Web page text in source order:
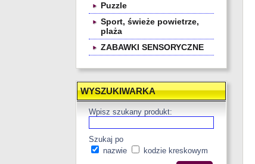
Puzzle
Sport, świeże powietrze,
plaża
ZABAWKI SENSORYCZNE
WYSZUKIWARKA
Wpisz szukany produkt:
Szukaj po
nazwie
kodzie kreskowym